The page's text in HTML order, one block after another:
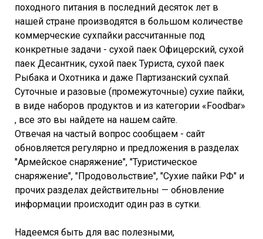
походного питания в последний десяток лет в
нашей стране производятся в большом количестве
коммерческие сухпайки рассчитанные под
конкретные задачи - сухой паек Офицерский, сухой
паек Десантник, сухой паек Туриста, сухой паек
Рыбака и Охотника и даже Партизанский сухпай.
Суточные и разовые (промежуточные) сухие пайки,
в виде наборов продуктов и из категории «Foodbar»
, все это вы найдете на нашем сайте.
Отвечая на частый вопрос сообщаем - сайт
обновляется регулярно и предложения в разделах
"Армейское снаряжение", "Туристическое
снаряжение", "Продовольствие", "Сухие пайки РФ" и
прочих разделах действительны — обновление
информации происходит один раз в сутки.
Надеемся быть для вас полезными,